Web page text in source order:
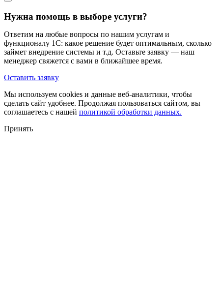
Нужна помощь в выборе услуги?
Ответим на любые вопросы по нашим услугам и
функционалу 1С: какое решение будет оптимальным, сколько
займет внедрение системы и т.д. Оставьте заявку — наш
менеджер свяжется с вами в ближайшее время.
Оставить заявку
Мы используем cookies и данные веб-аналитики, чтобы
сделать сайт удобнее. Продолжая пользоваться сайтом, вы
соглашаетесь с нашей политикой обработки данных.
Принять